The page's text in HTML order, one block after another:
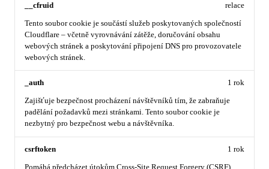
__cfruid
Tento soubor cookie je součástí služeb poskytovaných společností
Cloudflare – včetně vyrovnávání zátěže, doručování obsahu
webových stránek a poskytování připojení DNS pro provozovatele
webových stránek.
relace
_auth
Zajišťuje bezpečnost procházení návštěvníků tím, že zabraňuje
padělání požadavků mezi stránkami. Tento soubor cookie je
nezbytný pro bezpečnost webu a návštěvníka.
1 rok
csrftoken
Pomáhá předcházet útokům Cross-Site Request Forgery (CSRF).
1 rok